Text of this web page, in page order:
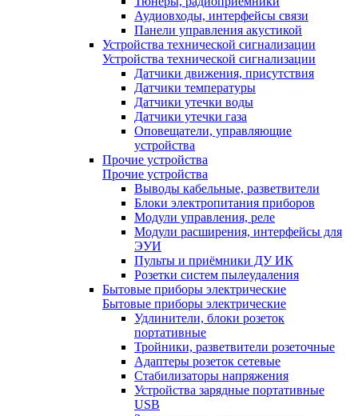
Аудиовходы, интерфейсы связи
Панели управления акустикой
Устройства технической сигнализации
Устройства технической сигнализации
Датчики движения, присутствия
Датчики температуры
Датчики утечки воды
Датчики утечки газа
Оповещатели, управляющие
устройства
Прочие устройства
Прочие устройства
Выводы кабельные, разветвители
Блоки электропитания приборов
Модули управления, реле
Модули расширения, интерфейсы для
ЭУИ
Пульты и приёмники ДУ ИК
Розетки систем пылеудаления
Бытовые приборы электрические
Бытовые приборы электрические
Удлинители, блоки розеток
портативные
Тройники, разветвители розеточные
Адаптеры розеток сетевые
Стабилизаторы напряжения
Устройства зарядные портативные
USB